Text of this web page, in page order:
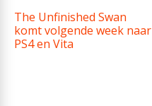
The Unfinished Swan
komt volgende week naar
PS4 en Vita